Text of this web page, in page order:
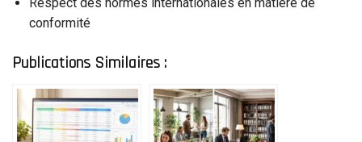
conformité
Publications Similaires :